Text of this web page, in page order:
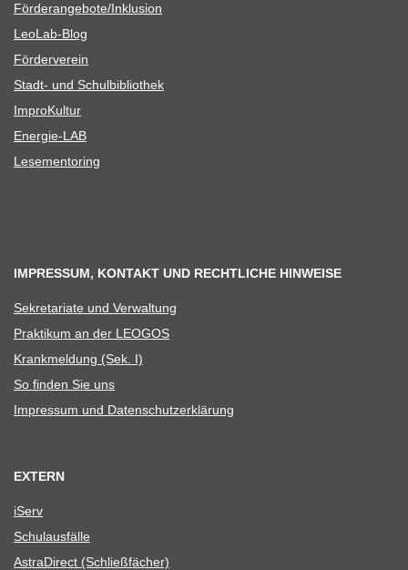
Förderangebote/​​Inklusion
Leo­Lab-Blog
För­der­ver­ein
Stadt- und Schulbibliothek
Impro­Kul­tur
Ener­­gie-LAB
Lese­men­to­ring
IMPRESSUM, KONTAKT UND RECHTLICHE HINWEISE
Sekre­ta­riate und Verwaltung
Prak­ti­kum an der LEOGOS
Krank­mel­dung (Sek. I)
So fin­den Sie uns
Impres­sum und Datenschutzerklärung
EXTERN
iServ
Schul­aus­fälle
Astra­Di­rect (Schließ­fä­cher)